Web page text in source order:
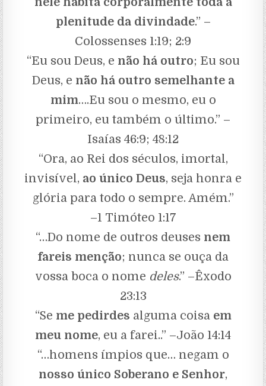
plenitude da divindade.” –
Colossenses 1:19; 2:9
“Eu sou Deus, e não há outro; Eu sou
Deus, e não há outro semelhante a
mim….Eu sou o mesmo, eu o
primeiro, eu também o último.” –
Isaías 46:9; 48:12
“Ora, ao Rei dos séculos, imortal,
invisível, ao único Deus, seja honra e
glória para todo o sempre. Amém.”
–1 Timóteo 1:17
“…Do nome de outros deuses nem
fareis menção; nunca se ouça da
vossa boca o nome deles.” –Êxodo
23:13
“Se me pedirdes alguma coisa em
meu nome, eu a farei..” –João 14:14
“…homens ímpios que… negam o
nosso único Soberano e Senhor,